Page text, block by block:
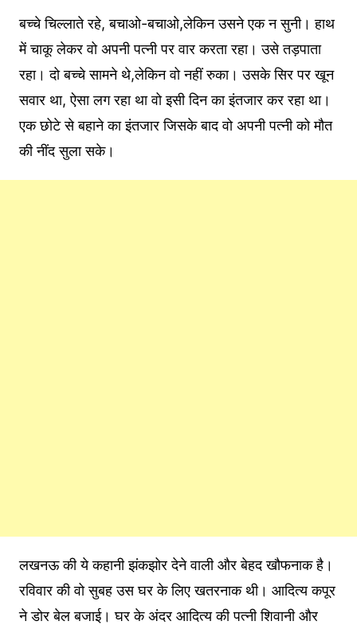
बच्चे चिल्लाते रहे, बचाओ-बचाओ,लेकिन उसने एक न सुनी। हाथ
में चाकू लेकर वो अपनी पत्नी पर वार करता रहा। उसे तड़पाता
रहा। दो बच्चे सामने थे,लेकिन वो नहीं रुका। उसके सिर पर खून
सवार था, ऐसा लग रहा था वो इसी दिन का इंतजार कर रहा था।
एक छोटे से बहाने का इंतजार जिसके बाद वो अपनी पत्नी को मौत
की नींद सुला सके।
लखनऊ की ये कहानी झंकझोर देने वाली और बेहद खौफनाक है।
रविवार की वो सुबह उस घर के लिए खतरनाक थी। आदित्य कपूर
ने डोर बेल बजाई। घर के अंदर आदित्य की पत्नी शिवानी और